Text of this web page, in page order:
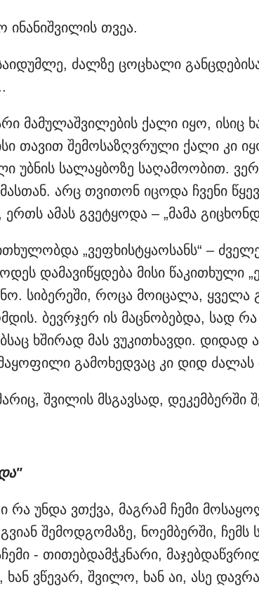
ინანიშვილის თვეა.
ძალზე ცოცხალი
მამულაშვილების ქალი იყო, ისიც
თავით შემოსაზღვრული ქალი კი
უბნის სალაყბოზე საღამოობით.
არც თვითონ იცოდა ჩვენი
ამას გვეტყოდა – „მამა
„ვეფხისტყაოსანს“ –
დამავიწყდება მისი წაკითხული
სიბერეში, როცა მოიცალა,
ბევრჯერ ის მაცნობებდა, სად რა
ხშირად მას ვუკითხავდი. დიდად
გამოხედვაც კი დიდ ძალას
შვილის მსგავსად, დეკემბერში
რა უნდა ვთქვა, მაგრამ ჩემი
შემოდგომაზე, ნოემბერში,
- თითებდამჭკნარი,
ხან ვწევარ, შვილო, ხან აი, ასე